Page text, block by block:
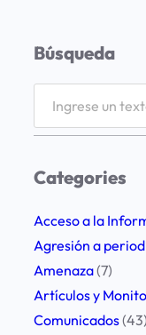
Búsqueda
r
h
Categories
Acceso a la
Agresión a
Amenaza(7)
Artículos y
Comunicados(43)